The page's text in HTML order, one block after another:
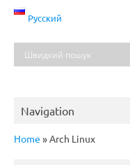
Русский
Navigation
Home »Arch Linux